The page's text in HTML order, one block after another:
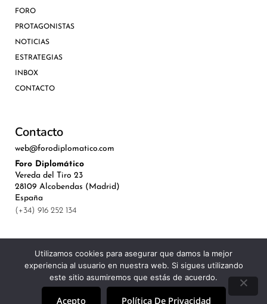
FORO
PROTAGONISTAS
NOTICIAS
ESTRATEGIAS
INBOX
CONTACTO
Contacto
web@forodiplomatico.com
Foro Diplomático
Vereda del Tiro 23
28109 Alcobendas (Madrid)
España
(+34) 916 252 134
©Royal Lis Spain 2024
Utilizamos cookies para asegurar que damos la mejor
experiencia al usuario en nuestra web. Si sigues utilizando
este sitio asumiremos que estás de acuerdo.
Acepto Política De Privacidad